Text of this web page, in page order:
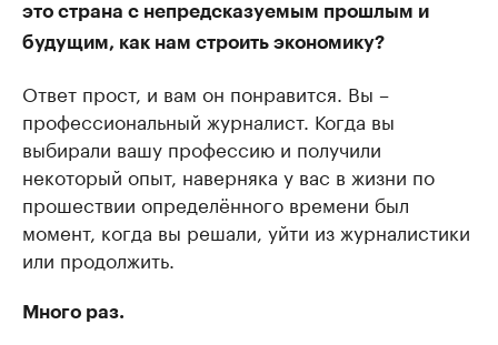
это страна с непредсказуемым прошлым и
будущим, как нам строить экономику?
Ответ прост, и вам он понравится. Вы –
профессиональный журналист. Когда вы
выбирали вашу профессию и получили
некоторый опыт, наверняка у вас в жизни по
прошествии определённого времени был
момент, когда вы решали, уйти из журналистики
или продолжить.
Много раз.